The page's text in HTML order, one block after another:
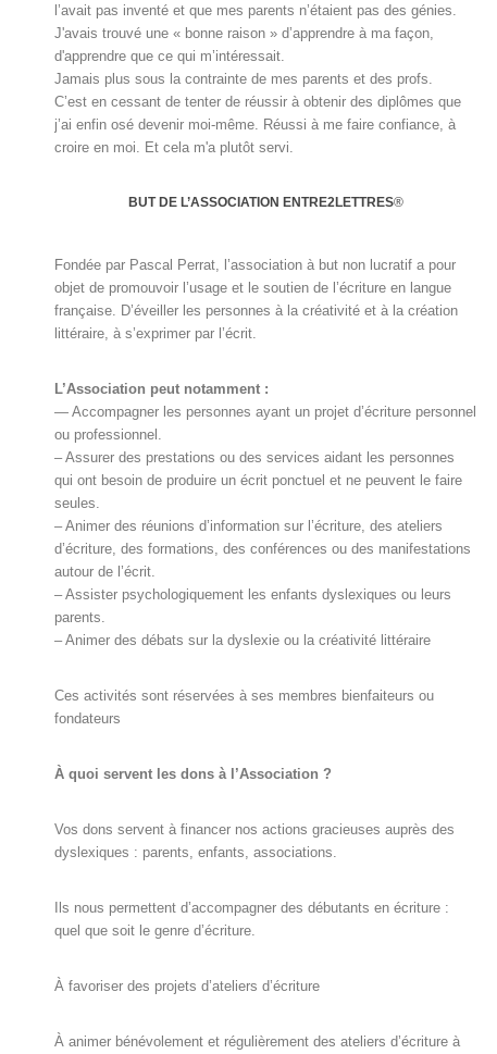
l’avait pas inventé et que mes parents n’étaient pas des génies.
J'avais trouvé une « bonne raison » d’apprendre à ma façon,
d'apprendre que ce qui m’intéressait.
Jamais plus sous la contrainte de mes parents et des profs.
C’est en cessant de tenter de réussir à obtenir des diplômes que
j’ai enfin osé devenir moi-même. Réussi à me faire confiance, à
croire en moi. Et cela m'a plutôt servi.
BUT DE L’ASSOCIATION ENTRE2LETTRES®
Fondée par Pascal Perrat, l’association à but non lucratif a pour
objet de promouvoir l’usage et le soutien de l’écriture en langue
française. D’éveiller les personnes à la créativité et à la création
littéraire, à s’exprimer par l’écrit.
L’Association peut notamment :
— Accompagner les personnes ayant un projet d’écriture personnel
ou professionnel.
– Assurer des prestations ou des services aidant les personnes
qui ont besoin de produire un écrit ponctuel et ne peuvent le faire
seules.
– Animer des réunions d’information sur l’écriture, des ateliers
d’écriture, des formations, des conférences ou des manifestations
autour de l’écrit.
– Assister psychologiquement les enfants dyslexiques ou leurs
parents.
– Animer des débats sur la dyslexie ou la créativité littéraire
Ces activités sont réservées à ses membres bienfaiteurs ou
fondateurs
À quoi servent les dons à l’Association ?
Vos dons servent à financer nos actions gracieuses auprès des
dyslexiques : parents, enfants, associations.
Ils nous permettent d’accompagner des débutants en écriture :
quel que soit le genre d’écriture.
À favoriser des projets d’ateliers d’écriture
À animer bénévolement et régulièrement des ateliers d’écriture à